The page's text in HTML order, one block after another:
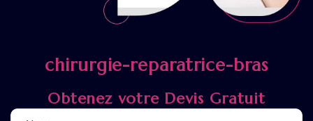
chirurgie-reparatrice-bras
Obtenez votre Devis Gratuit